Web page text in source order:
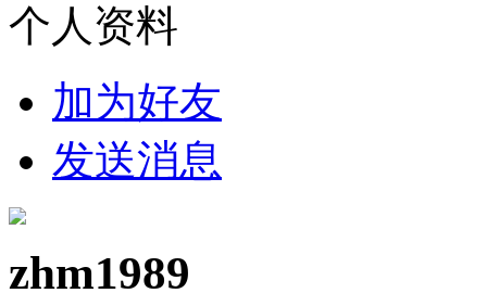
个人资料
加为好友
发送消息
zhm1989